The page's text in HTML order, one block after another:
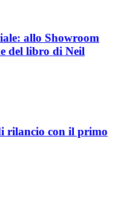
allo Showroom
del libro di Neil
rilancio con il primo